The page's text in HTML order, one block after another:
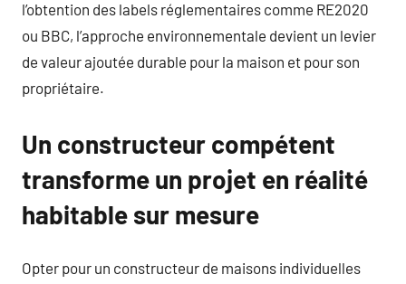
l’obtention des labels réglementaires comme RE2020
ou BBC, l’approche environnementale devient un levier
de valeur ajoutée durable pour la maison et pour son
propriétaire.
Un constructeur compétent
transforme un projet en réalité
habitable sur mesure
Opter pour un constructeur de maisons individuelles